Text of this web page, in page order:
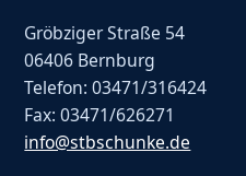
Gröbziger Straße 54
06406 Bernburg
Telefon: 03471/316424
Fax: 03471/626271
info@stbschunke.de